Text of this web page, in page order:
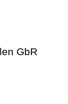
GbR